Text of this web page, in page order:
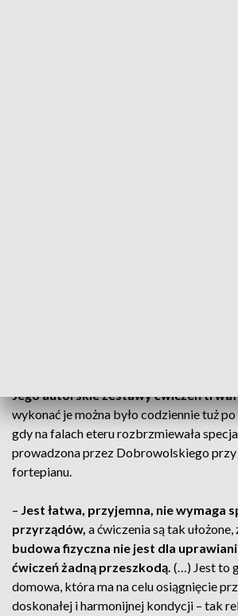
Jego autorskie zestawy ćwiczeń
wykonać je można było codziennie tuż
gdy na falach eteru rozbrzmiewała
prowadzona przez Dobrowolskiego
fortepianu.
– Jest łatwa, przyjemna, nie wymaga
przyrządów, a ćwiczenia są tak ułożone,
budowa fizyczna nie jest dla
ćwiczeń żadną przeszkodą. (…) Jest to
domowa, która ma na celu osiągnięcie
doskonałej i harmonijnej kondycji – tak